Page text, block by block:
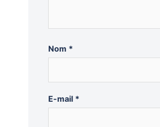
Nom *
E-mail *